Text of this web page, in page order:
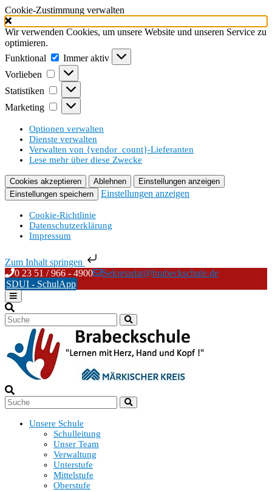
Cookie-Zustimmung verwalten
Wir verwenden Cookies, um unsere Website und unseren Service zu
optimieren.
Funktional
Funktional
Immer aktiv
Vorlieben
Vorlieben
Statistiken Statistiken
Marketing Marketing
Optionen verwalten
Dienste verwalten
Verwalten von {vendor_count}-Lieferanten
Lese mehr über diese Zwecke
Cookies akzeptieren Ablehnen
Einstellungen anzeigen
Einstellungen speichern
Einstellungen anzeigen
Cookie-Richtlinie
Datenschutzerklärung
Impressum
Zum Inhalt springen
Skip
to
content
0 23 51 / 966 - 4900
Sekretariat@brabeckschule.de
SDUI - SchulApp
Unsere Schule
Schulleitung
Unser Team
Verwaltung
Unterstufe
Mittelstufe
Oberstufe